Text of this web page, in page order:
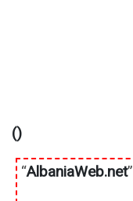
()
“AlbaniaWeb.net”